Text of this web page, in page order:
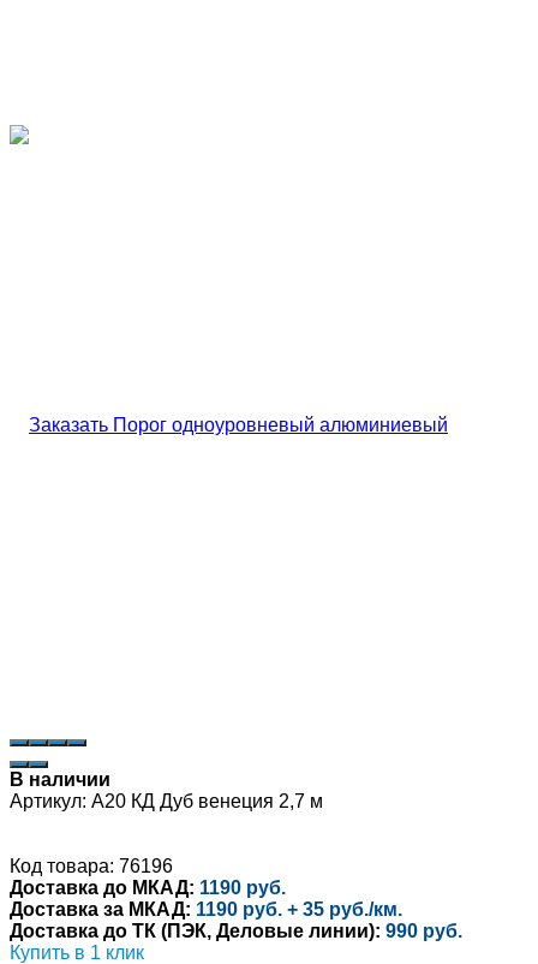
В наличии
Артикул: А20 КД Дуб венеция 2,7 м
Код товара: 76196
Доставка до МКАД: 1190 руб.
Доставка за МКАД: 1190 руб. + 35 руб./км.
Доставка до ТК (ПЭК, Деловые линии): 990 руб.
Купить в 1 клик